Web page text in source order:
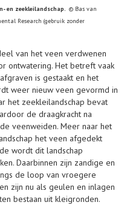
en zeekleilandschap. © Bas van
Research (gebruik zonder
van het veen verdwenen
ontwatering. Het betreft vaak
is gestaakt en het
weer nieuw veen gevormd in
het zeekleilandschap bevat
de draagkracht na
veenweiden. Meer naar het
het veen afgedekt
wordt dit landschap
Daarbinnen zijn zandige en
de loop van vroegere
zijn nu als geulen en inlagen
bestaan uit kleigronden.